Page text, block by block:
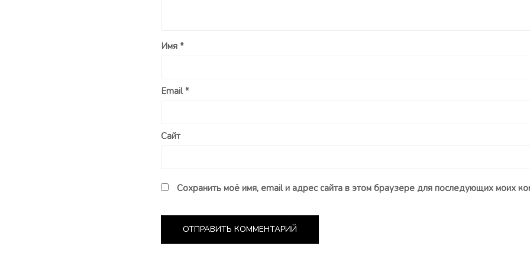
Имя *
Email*
Сайт
Сохранить моё имя, email и адрес сайта в этом браузере для последующих моих